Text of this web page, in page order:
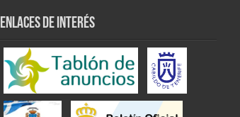
ENLACES DE INTERÉS